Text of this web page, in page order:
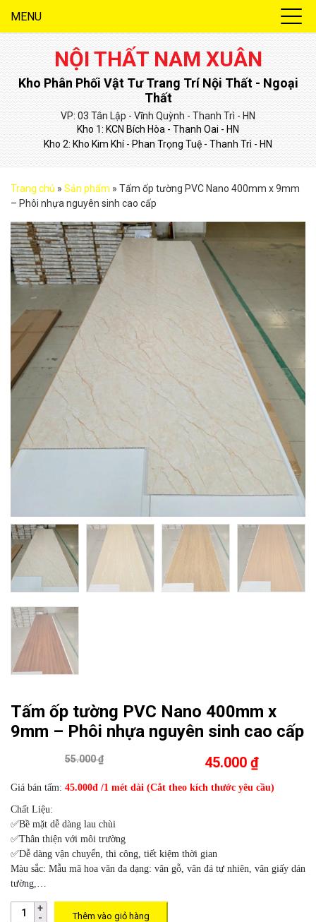
MENU
NỘI THẤT NAM XUÂN
Kho Phân Phối Vật Tư Trang Trí Nội Thất - Ngoại
Thất
VP: 03 Tân Lập - Vĩnh Quỳnh - Thanh Trì - HN
Kho 1: KCN Bích Hòa - Thanh Oai - HN
Kho 2: Kho Kim Khí - Phan Trọng Tuệ - Thanh Trì - HN
Trang chủ » Sản phẩm » Tấm ốp tường PVC Nano 400mm x 9mm
– Phôi nhựa nguyên sinh cao cấp
Tấm ốp tường PVC Nano 400mm x
9mm – Phôi nhựa nguyên sinh cao cấp
55.000 ₫ 45.000 ₫
Giá bán tấm: 45.000đ /1 mét dài (Cắt theo kích thước yêu cầu)
Chất Liệu:
✅Bề mặt dễ dàng lau chùi
✅Thân thiện với môi trường
✅Dễ dàng vận chuyển, thi công, tiết kiệm thời gian
Màu sắc: Mẫu mã hoa văn đa dạng: vân gỗ, vân đá tự nhiên, vân giấy dán
tường,…
Thêm vào giỏ hàng